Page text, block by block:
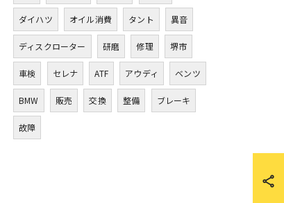
ダイハツ オイル消費 タント 異音
ディスクローター 研磨 修理 堺市
車検 セレナ ATF アウディ ベンツ
BMW 販売 交換 整備 ブレーキ
故障